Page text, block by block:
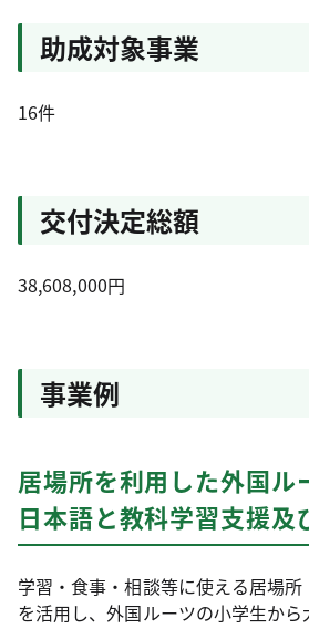
助成対象事業
16件
交付決定総額
38,608,000円
事業例
居場所を利用した外国ル
日本語と教科学習支援及
学習・食事・相談等に使える居場所
を活用し、外国ルーツの小学生か